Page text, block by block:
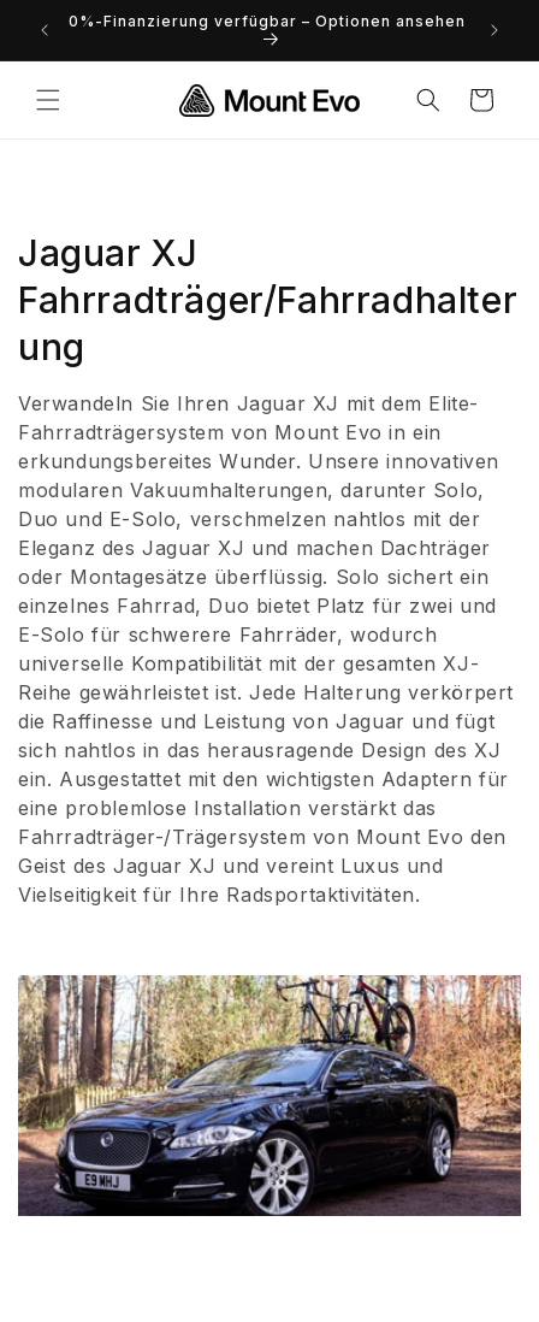
zum
und
0%-Finanzierung verfügbar – Optionen ansehen
Warenkorb
K
a
t
e
g
o
r
i
e
:
Jaguar XJ
Fahrradträger/Fahrradhalter
ung
Verwandeln Sie Ihren Jaguar XJ mit dem Elite-
Fahrradträgersystem von Mount Evo in ein
erkundungsbereites Wunder. Unsere innovativen
modularen Vakuumhalterungen, darunter Solo,
Duo und E-Solo, verschmelzen nahtlos mit der
Eleganz des Jaguar XJ und machen Dachträger
oder Montagesätze überflüssig. Solo sichert ein
einzelnes Fahrrad, Duo bietet Platz für zwei und
E-Solo für schwerere Fahrräder, wodurch
universelle Kompatibilität mit der gesamten XJ-
Reihe gewährleistet ist. Jede Halterung verkörpert
die Raffinesse und Leistung von Jaguar und fügt
sich nahtlos in das herausragende Design des XJ
ein. Ausgestattet mit den wichtigsten Adaptern für
eine problemlose Installation verstärkt das
Fahrradträger-/Trägersystem von Mount Evo den
Geist des Jaguar XJ und vereint Luxus und
Vielseitigkeit für Ihre Radsportaktivitäten.